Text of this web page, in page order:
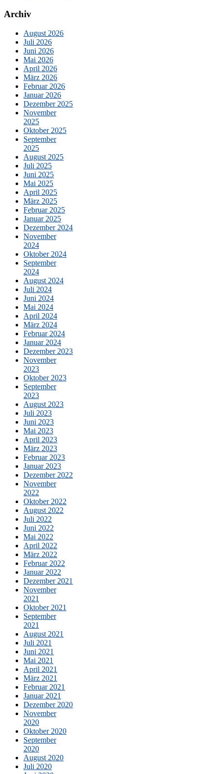
Archiv
August 2026
Juli 2026
Juni 2026
Mai 2026
April 2026
März 2026
Februar 2026
Januar 2026
Dezember 2025
November
2025
Oktober 2025
September
2025
August 2025
Juli 2025
Juni 2025
Mai 2025
April 2025
März 2025
Februar 2025
Januar 2025
Dezember 2024
November
2024
Oktober 2024
September
2024
August 2024
Juli 2024
Juni 2024
Mai 2024
April 2024
März 2024
Februar 2024
Januar 2024
Dezember 2023
November
2023
Oktober 2023
September
2023
August 2023
Juli 2023
Juni 2023
Mai 2023
April 2023
März 2023
Februar 2023
Januar 2023
Dezember 2022
November
2022
Oktober 2022
August 2022
Juli 2022
Juni 2022
Mai 2022
April 2022
März 2022
Februar 2022
Januar 2022
Dezember 2021
November
2021
Oktober 2021
September
2021
August 2021
Juli 2021
Juni 2021
Mai 2021
April 2021
März 2021
Februar 2021
Januar 2021
Dezember 2020
November
2020
Oktober 2020
September
2020
August 2020
Juli 2020